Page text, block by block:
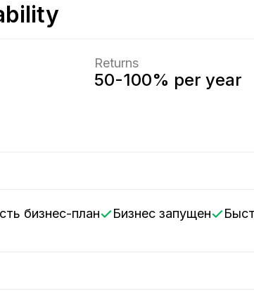
Returns
50-100% per year
Есть бизнес-план Бизнес запущен